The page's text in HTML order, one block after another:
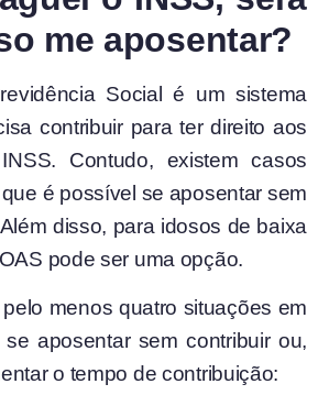
me aposentar?
Social é um sistema
contribuir para ter direito aos
Contudo, existem casos
é possível se aposentar sem
disso, para idosos de baixa
pode ser uma opção.
menos quatro situações em
aposentar sem contribuir ou,
o tempo de contribuição: